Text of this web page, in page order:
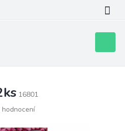
košík
16801
hodnocení